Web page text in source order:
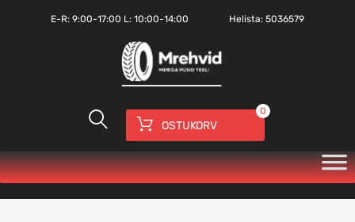
E-R: 9:00-17:00 L: 10:00-14:00 Helista:5036579
OSTUKORV
0